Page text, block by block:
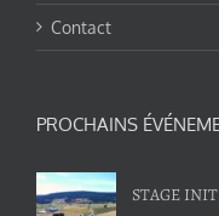
Contact
PROCHAINS
STAGE